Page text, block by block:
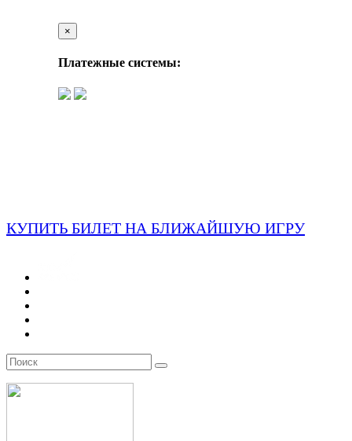
×
Платежные системы:
КУПИТЬ БИЛЕТ НА БЛИЖАЙШУЮ ИГРУ